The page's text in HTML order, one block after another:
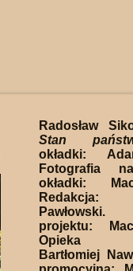
Radosław
Stan
okładki:
Fotografia
okładki:
Pawłowski.
projektu:
Opieka
Bartłomiej